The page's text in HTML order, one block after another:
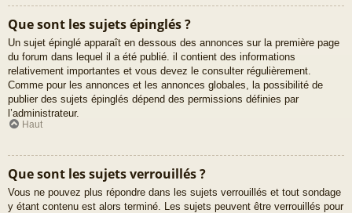
Que sont les sujets épinglés ?
Un sujet épinglé apparaît en dessous des annonces sur la première page
du forum dans lequel il a été publié. il contient des informations
relativement importantes et vous devez le consulter régulièrement.
Comme pour les annonces et les annonces globales, la possibilité de
publier des sujets épinglés dépend des permissions définies par
l’administrateur.
Haut
Que sont les sujets verrouillés ?
Vous ne pouvez plus répondre dans les sujets verrouillés et tout sondage
y étant contenu est alors terminé. Les sujets peuvent être verrouillés pour